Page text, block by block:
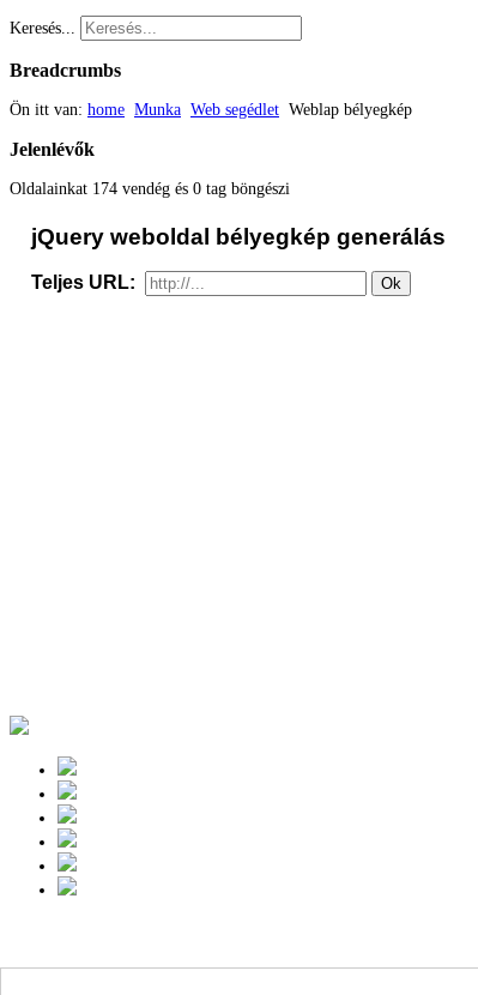
Keresés...
Breadcrumbs
Ön itt van: home Munka Web segédlet Weblap bélyegkép
Jelenlévők
Oldalainkat 174 vendég és 0 tag böngészi